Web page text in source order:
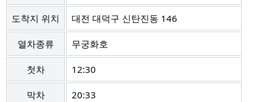
도착지 위치 대전 대덕구 신탄진동 146
열차종류 무궁화호
첫차 12:30
막차 20:33